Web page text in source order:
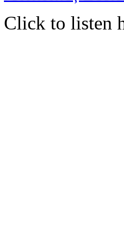
Click to listen